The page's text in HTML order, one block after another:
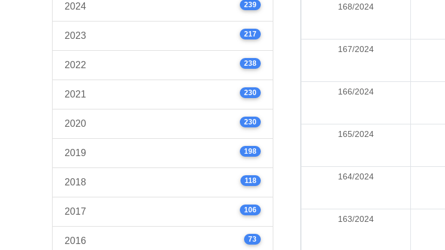
2024 239
2023 217
2022 238
2021 230
2020 230
2019 198
2018 118
2017 106
2016 73
168/2024
167/2024
166/2024
165/2024
164/2024
163/2024